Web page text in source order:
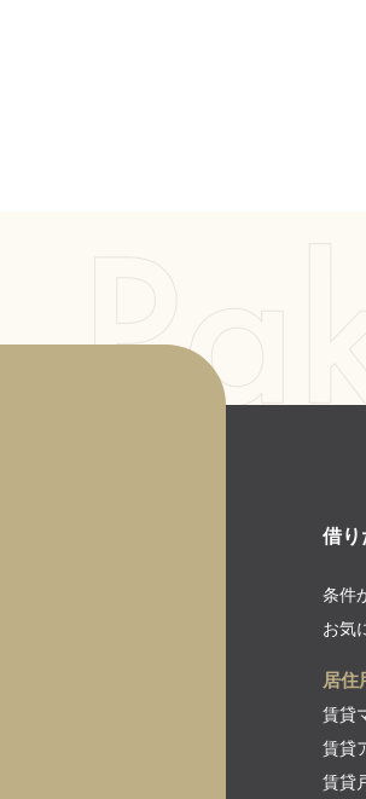
借り
条件
お気
居住
賃貸
賃貸
賃貸